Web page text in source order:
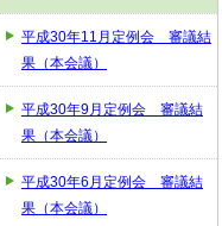
平成30年11月定例会 審議結
果（本会議）
平成30年9月定例会 審議結
果（本会議）
平成30年6月定例会 審議結
果（本会議）